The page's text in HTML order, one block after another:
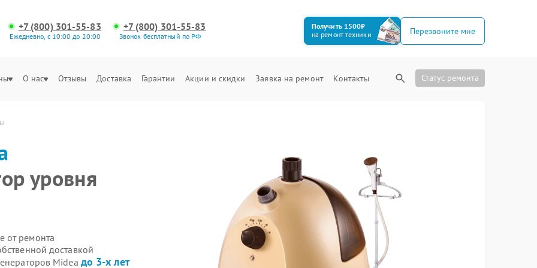
+7 (800) 301-55-83
Ежедневно, с 10:00 до 20:00
+7 (800) 301-55-83
Звонок бесплатный по РФ
Получить 1500₽
на ремонт техники
Перезвоните мне
О нас Отзывы Доставка Гарантии Акции и скидки Заявка на ремонт Контакты Статус ремонта
уровня
от ремонта
доставкой
Midea до 3-х лет